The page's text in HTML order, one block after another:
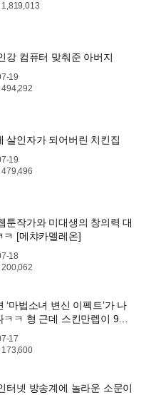
1,819,013
강 컴퓨터 맞춰준 아버지
19
494,292
살인자가 되어버린 치킨집
19
479,496
툰작가와 미대생의 창의력 대
ㅋ [메챠카멜레온]
18
200,062
‘마법소녀 변신 이펙트’가 나
ㅋㅋ 형 근데 스킨만렙이 900
17
173,600
터넷 방송계에 놀라운 소문이